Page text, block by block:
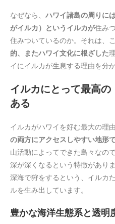
なぜなら、 ハワイ諸島の周りに
がイルカ）というイルカが住み
住みついているのか。それは、
的、またハワイ文化に根ざした
イにイルカが生息する理由を分
イルカにとって最高
ある
イルカがハワイを好む最大の理由
の両方にアクセスしやすい地形
山活動によってできた島々なの
深が深くなるという特徴があり
深海で狩をするという、イルカ
ルを生み出しています。
豊かな海洋生態系と透明